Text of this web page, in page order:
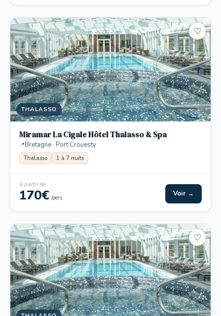
THALASSO
♡
Miramar La Cigale Hôtel Thalasso & Spa
Bretagne · Port Crouesty
Thalasso 1 à 7 nuits
à partir de
170€ /pers. Voir →
♡